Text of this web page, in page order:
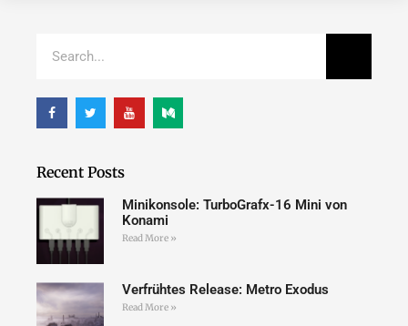
Recent Posts
Minikonsole: TurboGrafx-16 Mini von
Konami
Read More »
Verfrühtes Release: Metro Exodus
Read More »